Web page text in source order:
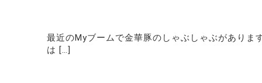
最近のMyブームで金華豚のしゃぶしゃぶがあり
は […]